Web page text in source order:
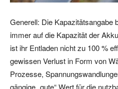
Generell: Die Kapazitätsangabe
immer auf die Kapazität der
ist ihr Entladen nicht zu 100 %
gewissen Verlust in Form von
Prozesse,